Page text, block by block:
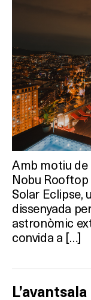
Amb motiu de
Nobu
Solar Eclipse,
dissenyada
astronòmic
convida a […]